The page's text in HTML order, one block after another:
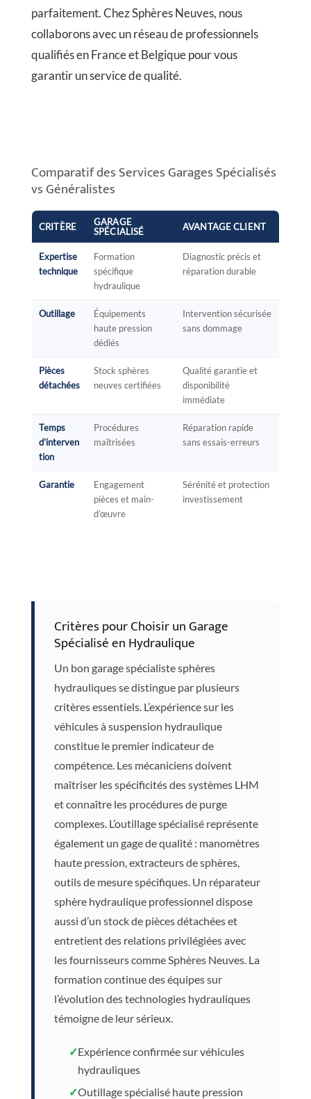
parfaitement. Chez Sphères Neuves, nous
collaborons avec un réseau de professionnels
qualifiés en France et Belgique pour vous
garantir un service de qualité.
Comparatif des Services Garages Spécialisés
vs Généralistes
CRITÈRE
GARAGE
SPÉCIALISÉ
AVANTAGE CLIENT
Expertise
technique
Formation
spécifique
hydraulique
Diagnostic précis et
réparation durable
Outillage
Équipements
haute pression
dédiés
Intervention sécurisée
sans dommage
Pièces
détachées
Stock sphères
neuves certifiées
Qualité garantie et
disponibilité
immédiate
Temps
d’interven
tion
Procédures
maîtrisées
Réparation rapide
sans essais-erreurs
Garantie
Engagement
pièces et main-
d’œuvre
Sérénité et protection
investissement
Critères pour Choisir un Garage
Spécialisé en Hydraulique
Un bon garage spécialiste sphères
hydrauliques se distingue par plusieurs
critères essentiels. L’expérience sur les
véhicules à suspension hydraulique
constitue le premier indicateur de
compétence. Les mécaniciens doivent
maîtriser les spécificités des systèmes LHM
et connaître les procédures de purge
complexes. L’outillage spécialisé représente
également un gage de qualité : manomètres
haute pression, extracteurs de sphères,
outils de mesure spécifiques. Un réparateur
sphère hydraulique professionnel dispose
aussi d’un stock de pièces détachées et
entretient des relations privilégiées avec
les fournisseurs comme Sphères Neuves. La
formation continue des équipes sur
l’évolution des technologies hydrauliques
témoigne de leur sérieux.
✓Expérience confirmée sur véhicules
hydrauliques
✓Outillage spécialisé haute pression